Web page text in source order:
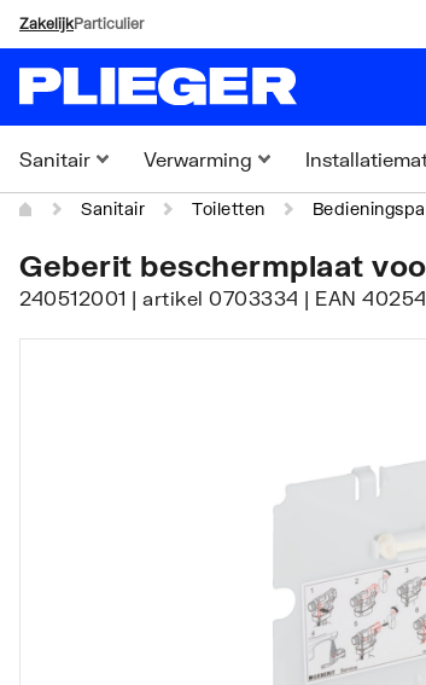
ZakelijkParticulier
Sanitair Verwarming
Sanitair Toiletten
Geberit beschermplaat
240512001 | artikel 0703334 | EAN